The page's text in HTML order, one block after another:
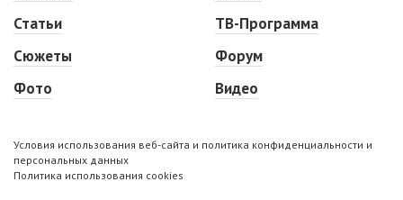
Статьи
Сюжеты
Фото
ТВ-Программа
Форум
Видео
Условия использования веб-сайта и политика конфиденциальности и
персональных данных
Политика использования cookies